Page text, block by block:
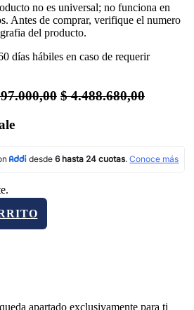
no es universal; no funciona en
Antes de comprar, verifique el numero
del producto.
días hábiles en caso de requerir
$4.488.680,00
apartado exclusivamente para ti